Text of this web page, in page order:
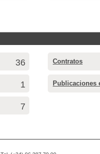
36 Contratos
1 Publicaciones
7